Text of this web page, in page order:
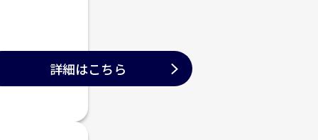
詳細はこちら